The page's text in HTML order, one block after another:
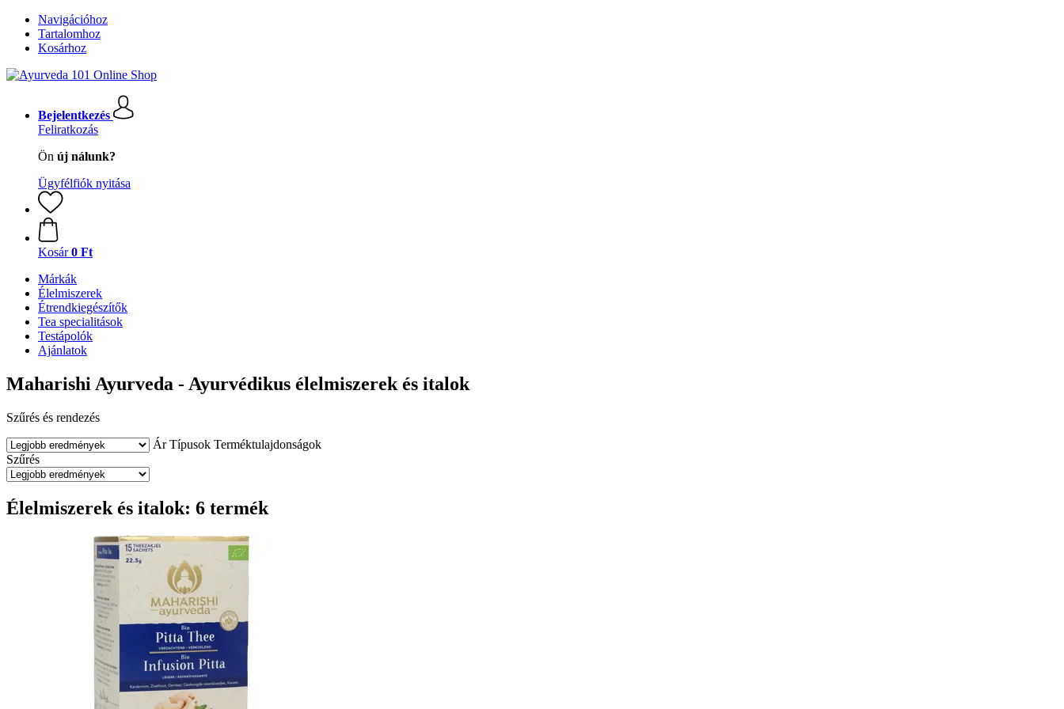
Navigációhoz
Tartalomhoz
Kosárhoz
Bejelentkezés
Feliratkozás
Ön új nálunk?
Ügyfélfiók nyitása
Kosár 0 Ft
Márkák
Élelmiszerek
Étrendkiegészítők
Tea specialitások
Testápolók
Ajánlatok
Maharishi Ayurveda - Ayurvédikus élelmiszerek és italok
Szűrés és rendezés
Ár Típusok Terméktulajdonságok
Szűrés
Élelmiszerek és italok: 6 termék